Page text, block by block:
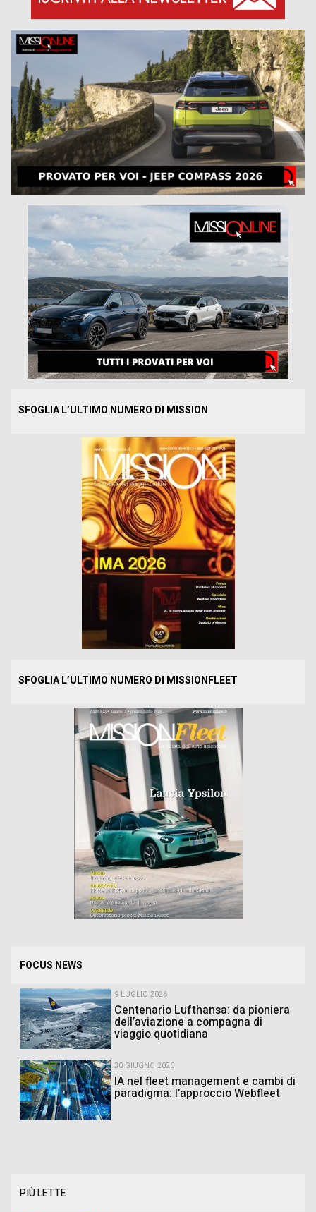
SFOGLIA L’ULTIMO NUMERO DI MISSION
SFOGLIA L’ULTIMO NUMERO DI MISSIONFLEET
FOCUS NEWS
9 LUGLIO 2026
Centenario Lufthansa: da pioniera
dell’aviazione a compagna di
viaggio quotidiana
30 GIUGNO 2026
IA nel fleet management e cambi di
paradigma: l’approccio Webfleet
PIÙ LETTE